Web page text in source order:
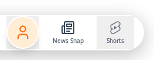
News Snap Shorts